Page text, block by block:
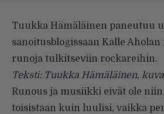
Tuukka Hämäläinen paneutuu
sanoitusblogissaan Kalle
runoja tulkitseviin rockareihin.
Teksti: Tuukka Hämäläinen,
Runous ja musiikki eivät ole
toisistaan kuin luulisi, vaikka